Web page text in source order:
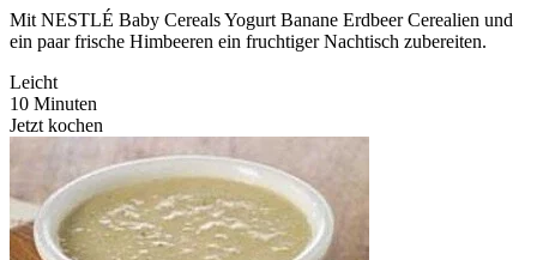
Mit NESTLÉ Baby Cereals Yogurt Banane Erdbeer Cerealien und
ein paar frische Himbeeren ein fruchtiger Nachtisch zubereiten.
Leicht
10 Minuten
Jetzt kochen